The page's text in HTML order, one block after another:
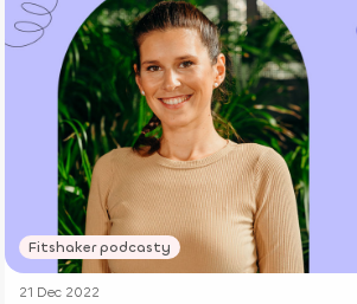
Fitshaker podcasty
21 Dec 2022